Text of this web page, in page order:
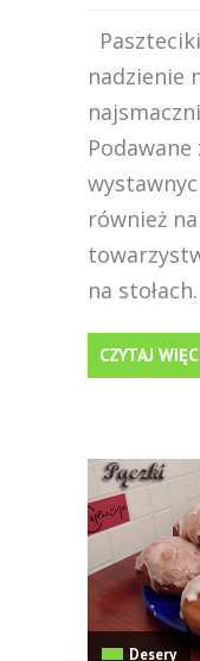
nadzienie
również
na
CZYTAJ
Desery